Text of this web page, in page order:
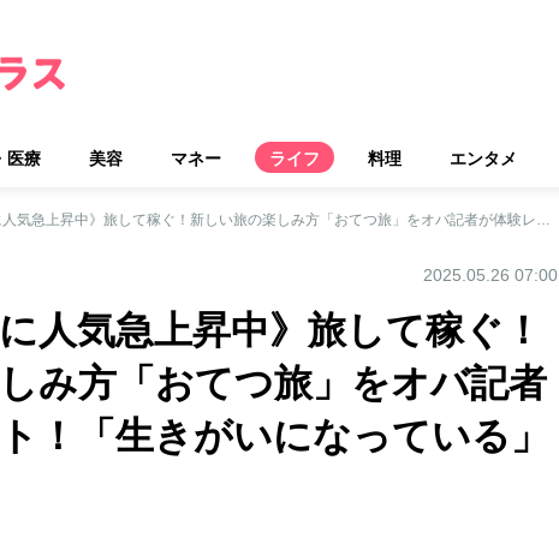
医療 美容 マネー ライフ 料理 エンタメ
《シニア女性に人気急上昇中》旅して稼ぐ！新しい旅の楽しみ方「おてつ旅」をオバ記者が体験レポート！「生きがいになっている」という人も
2025.05.26 07:00
人気急上昇中》旅して稼ぐ！
み方「おてつ旅」をオバ記者
！「生きがいになっている」